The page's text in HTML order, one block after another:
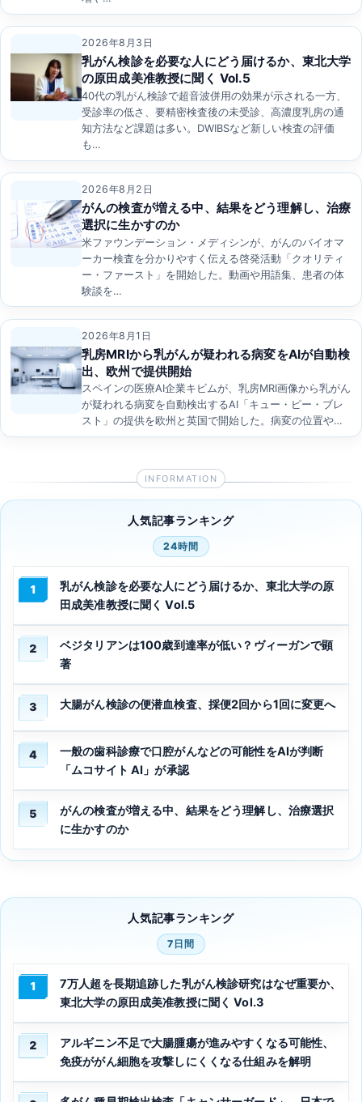
2026年8月3日
乳がん検診を必要な人にどう届けるか、東北大学
の原田成美准教授に聞く Vol.5
40代の乳がん検診で超音波併用の効果が示される一方、
受診率の低さ、要精密検査後の未受診、高濃度乳房の通
知方法など課題は多い。DWIBSなど新しい検査の評価
も…
2026年8月2日
がんの検査が増える中、結果をどう理解し、治療
選択に生かすのか
米ファウンデーション・メディシンが、がんのバイオマ
ーカー検査を分かりやすく伝える啓発活動「クオリティ
ー・ファースト」を開始した。動画や用語集、患者の体
験談を…
2026年8月1日
乳房MRIから乳がんが疑われる病変をAIが自動検
出、欧州で提供開始
スペインの医療AI企業キビムが、乳房MRI画像から乳がん
が疑われる病変を自動検出するAI「キュー・ピー・ブレ
スト」の提供を欧州と英国で開始した。病変の位置や…
人気記事ランキング
24時間
1
乳がん検診を必要な人にどう届けるか、東北大学の原
田成美准教授に聞く Vol.5
2
ベジタリアンは100歳到達率が低い？ヴィーガンで顕
著
3 大腸がん検診の便潜血検査、採便2回から1回に変更へ
4
一般の歯科診療で口腔がんなどの可能性をAIが判断
「ムコサイト AI」が承認
5
がんの検査が増える中、結果をどう理解し、治療選択
に生かすのか
人気記事ランキング
7日間
1
7万人超を長期追跡した乳がん検診研究はなぜ重要か、
東北大学の原田成美准教授に聞く Vol.3
2
アルギニン不足で大腸腫瘍が進みやすくなる可能性、
免疫ががん細胞を攻撃しにくくなる仕組みを解明